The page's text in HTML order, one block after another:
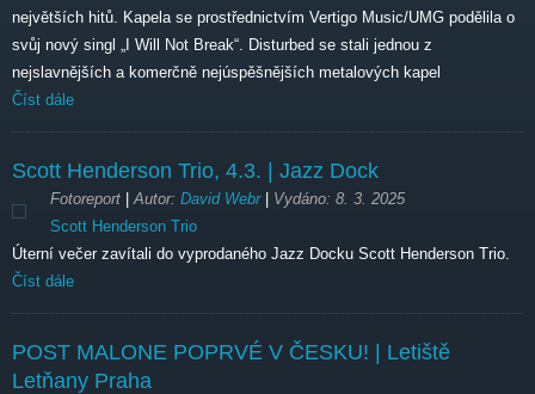
největších hitů. Kapela se prostřednictvím Vertigo Music/UMG podělila o
svůj nový singl „I Will Not Break“. Disturbed se stali jednou z
nejslavnějších a komerčně nejúspěšnějších metalových kapel
Číst dále
Scott Henderson Trio, 4.3. | Jazz Dock
Fotoreport |Autor: David Webr Vydáno: 8. 3. 2025
Scott Henderson Trio
Úterní večer zavítali do vyprodaného Jazz Docku Scott Henderson Trio.
Číst dále
POST MALONE POPRVÉ V ČESKU! | Letiště
Letňany Praha